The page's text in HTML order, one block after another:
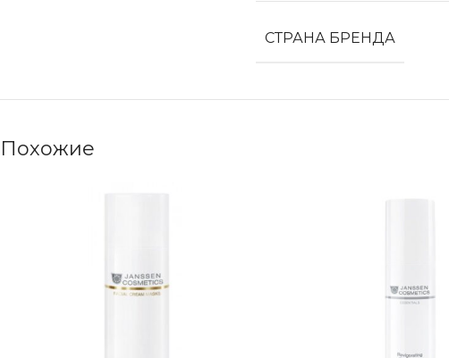
СТРАНА БРЕНДА
Похожие